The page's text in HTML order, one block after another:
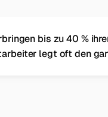
bis zu 40 %
legt oft den